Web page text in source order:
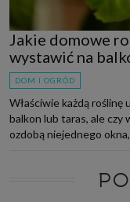
Jakie domowe
wystawić na
DOM I OGRÓD
Właściwie każdą roślinę
balkon lub taras, ale czy
ozdobą niejednego